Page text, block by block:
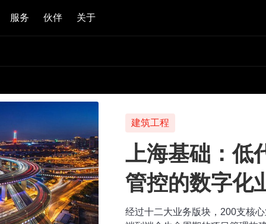
服务 伙伴 关于
建筑工程
上海基础：低
管控的数字化
经过十二大业务版块，200支核